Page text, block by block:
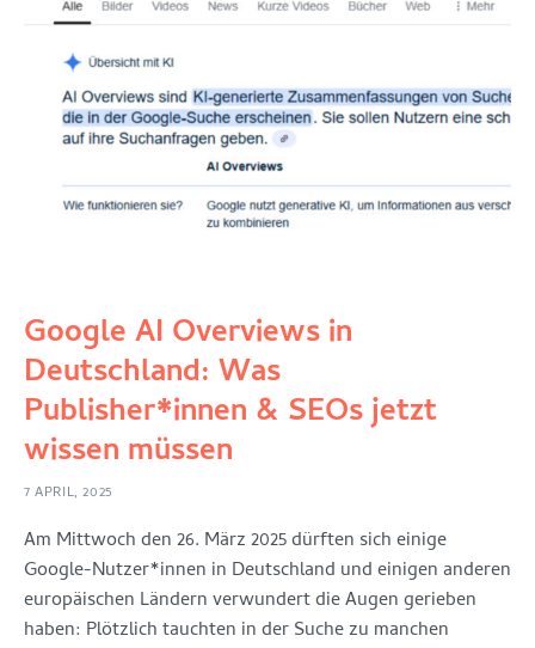
Google AI Overviews in
Deutschland: Was
Publisher*innen & SEOs jetzt
wissen müssen
7 APRIL, 2025
Am Mittwoch den 26. März 2025 dürften sich einige
Google-Nutzer*innen in Deutschland und einigen anderen
europäischen Ländern verwundert die Augen gerieben
haben: Plötzlich tauchten in der Suche zu manchen